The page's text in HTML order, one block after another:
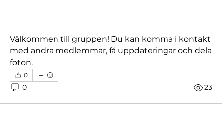
Välkommen till gruppen! Du kan komma i kontakt
med andra medlemmar, få uppdateringar och dela
foton.
0
0 23